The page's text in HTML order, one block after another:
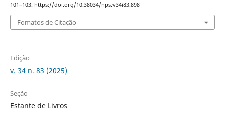
101–103. https://doi.org/10.38034/nps.v34i83.898
Fomatos de Citação
Edição
v. 34 n. 83 (2025)
Seção
Estante de Livros